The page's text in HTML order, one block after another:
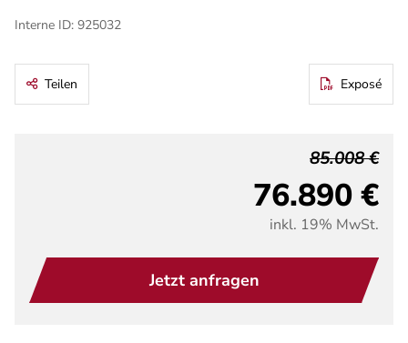
Interne ID: 925032
Teilen Exposé
76.890 €
85.008 €
inkl. 19% MwSt.
Jetzt anfragen